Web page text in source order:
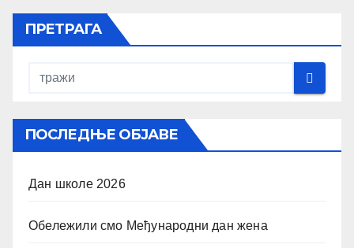
ПРЕТРАГА
ПОСЛЕДЊЕ ОБЈАВЕ
Дан школе 2026
Обележили смо Међународни дан жена